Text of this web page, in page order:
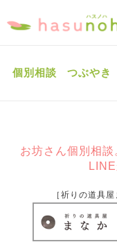
個別相談 つぶやき
お坊さん個別相
［祈りの道具